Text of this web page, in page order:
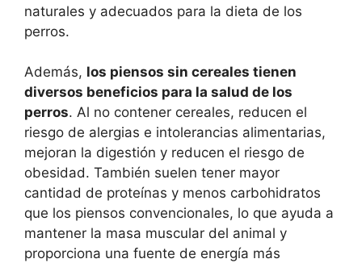
naturales y adecuados para la dieta de los
perros.
Además, los piensos sin cereales tienen
diversos beneficios para la salud de los
perros. Al no contener cereales, reducen el
riesgo de alergias e intolerancias alimentarias,
mejoran la digestión y reducen el riesgo de
obesidad. También suelen tener mayor
cantidad de proteínas y menos carbohidratos
que los piensos convencionales, lo que ayuda a
mantener la masa muscular del animal y
proporciona una fuente de energía más